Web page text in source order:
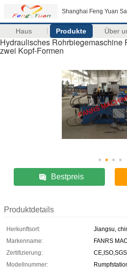
Shanghai Feng Yuan
Haus Produkte Über
Hydraulisches Rohrbiegemaschine
zwei Kopf-Formen
Bestpreis
Produktdetails
Herkunftsort:
Jiangsu,
Markenname:
FANRS
Zertifizierung:
CE,ISO,SGS
Modellnummer: